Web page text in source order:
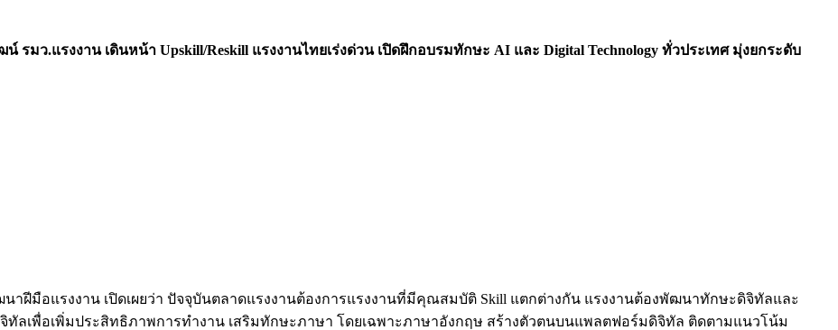
ว.แรงงาน เดินหน้า Upskill/Reskill แรงงานไทยเร่งด่วน เปิดฝึกอบรมทักษะ AI และ Digital Technology ทั่วประเทศ มุ่งยกระดับ
ฝีมือแรงงาน เปิดเผยว่า ปัจจุบันตลาดแรงงานต้องการแรงงานที่มีคุณสมบัติ Skill แตกต่างกัน แรงงานต้องพัฒนาทักษะดิจิทัลและ
จิทัลเพื่อเพิ่มประสิทธิภาพการทำงาน เสริมทักษะภาษา โดยเฉพาะภาษาอังกฤษ สร้างตัวตนบนแพลตฟอร์มดิจิทัล ติดตามแนวโน้ม